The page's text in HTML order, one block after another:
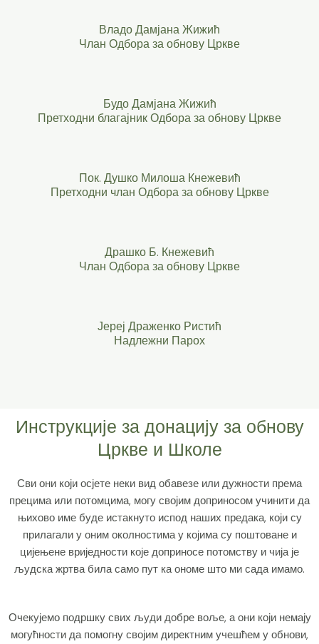
Владо Дамјана Жижић
Члан Одбора за обнову Цркве
Будо Дамјана Жижић
Претходни благајник Одбора за обнову Цркве
Пок. Душко Милоша Кнежевић
Претходни члан Одбора за обнову Цркве
Драшко Б. Кнежевић
Члан Одбора за обнову Цркве
Јереј Драженко Ристић
Надлежни Парох
Инструкције за донацију за обнову
Цркве и Школе
Сви они који осјете неки вид обавезе или дужности према
прецима или потомцима, могу својим доприносом учинити да
њихово име буде истакнуто испод наших предака, који су
прилагали у оним околностима у којима су поштоване и
цијењене вриједности које доприносе потомству и чија је
људска жртва била само пут ка ономе што ми сада имамо.
Очекујемо подршку свих људи добре воље, а они који немају
могућности да помогну својим директним учешћем у обнови,